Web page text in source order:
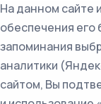
На данном сайте
обеспечения его
запоминания
аналитики
сайтом, Вы